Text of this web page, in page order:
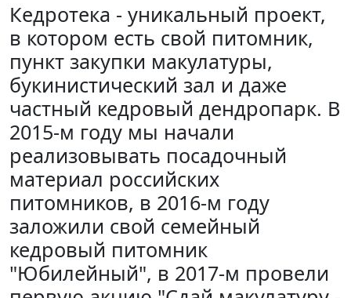
Кедротека - уникальный проект,
в котором есть свой питомник,
пункт закупки макулатуры,
букинистический зал и даже
частный кедровый дендропарк. В
2015-м году мы начали
реализовывать посадочный
материал российских
питомников, в 2016-м году
заложили свой семейный
кедровый питомник
"Юбилейный", в 2017-м провели